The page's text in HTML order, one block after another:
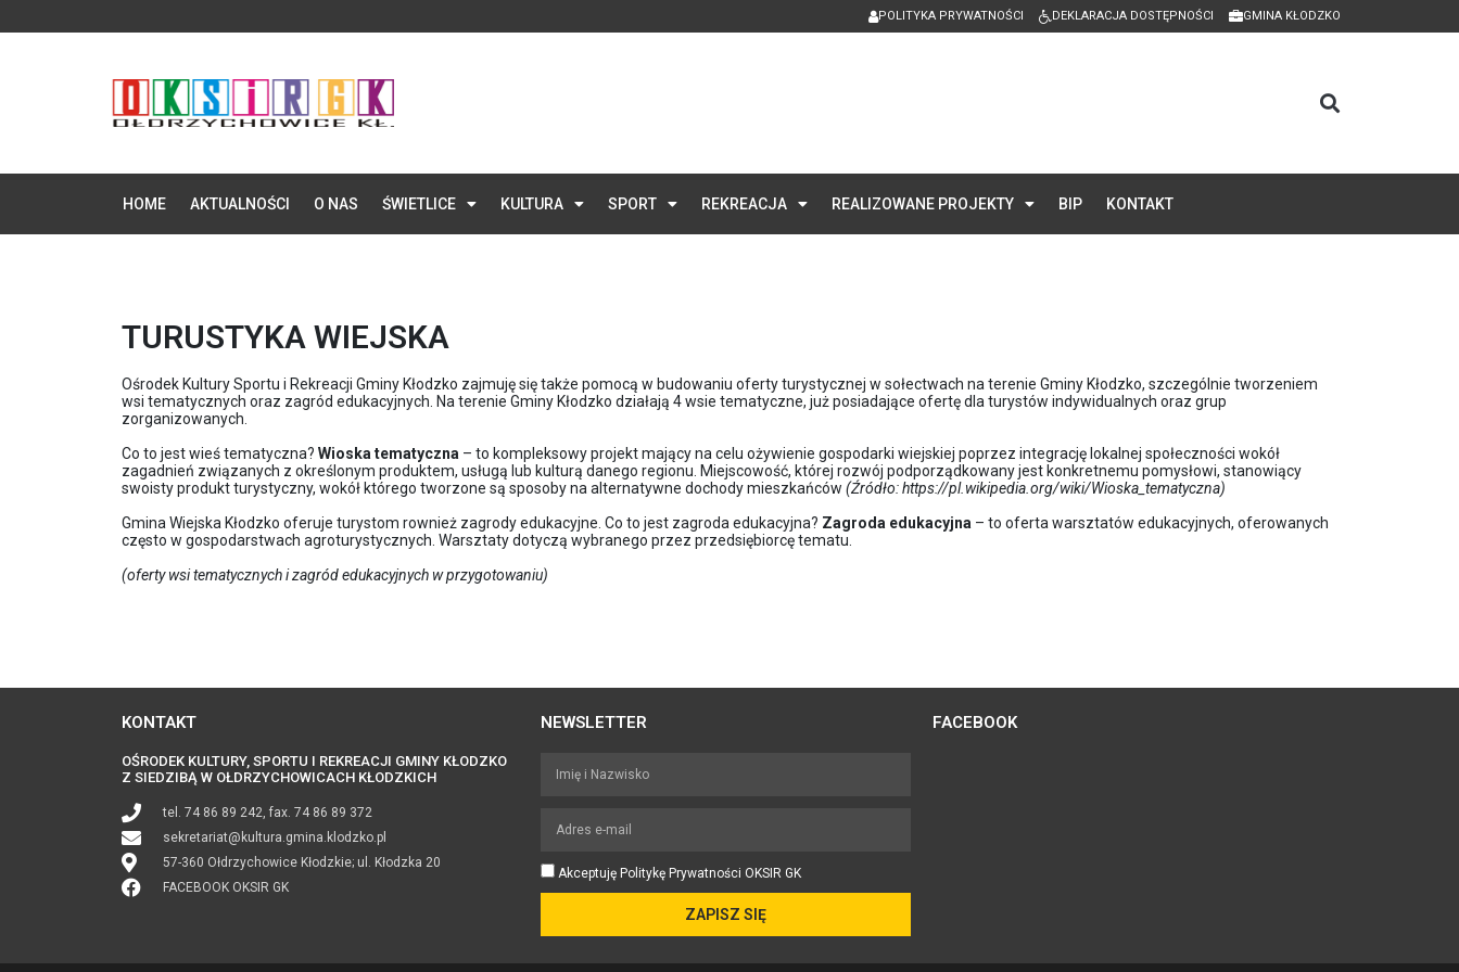
POLITYKA PRYWATNOŚCI DEKLARACJA DOSTĘPNOŚCI GMINA KŁODZKO
HOME AKTUALNOŚCI O NAS ŚWIETLICE KULTURA SPORT REKREACJA REALIZOWANE PROJEKTY BIP KONTAKT
TURUSTYKA WIEJSKA
Ośrodek Kultury Sportu i Rekreacji Gminy Kłodzko zajmuję się także pomocą w budowaniu oferty turystycznej w sołectwach na terenie Gminy Kłodzko, szczególnie tworzeniem
wsi tematycznych oraz zagród edukacyjnych. Na terenie Gminy Kłodzko działają 4 wsie tematyczne, już posiadające ofertę dla turystów indywidualnych oraz grup
zorganizowanych.
Co to jest wieś tematyczna? Wioska tematyczna – to kompleksowy projekt mający na celu ożywienie gospodarki wiejskiej poprzez integrację lokalnej społeczności wokół
zagadnień związanych z określonym produktem, usługą lub kulturą danego regionu. Miejscowość, której rozwój podporządkowany jest konkretnemu pomysłowi, stanowiący
swoisty produkt turystyczny, wokół którego tworzone są sposoby na alternatywne dochody mieszkańców (Źródło: https://pl.wikipedia.org/wiki/Wioska_tematyczna)
Gmina Wiejska Kłodzko oferuje turystom rownież zagrody edukacyjne. Co to jest zagroda edukacyjna? Zagroda edukacyjna – to oferta warsztatów edukacyjnych, oferowanych
często w gospodarstwach agroturystycznych. Warsztaty dotyczą wybranego przez przedsiębiorcę tematu.
(oferty wsi tematycznych i zagród edukacyjnych w przygotowaniu)
KONTAKT
OŚRODEK KULTURY, SPORTU I REKREACJI GMINY KŁODZKO
Z SIEDZIBĄ W OŁDRZYCHOWICACH KŁODZKICH
tel. 74 86 89 242, fax. 74 86 89 372
sekretariat@kultura.gmina.klodzko.pl
57-360 Ołdrzychowice Kłodzkie; ul. Kłodzka 20
FACEBOOK OKSIR GK
NEWSLETTER
Akceptuję Politykę Prywatności OKSIR GK
ZAPISZ SIĘ
FACEBOOK